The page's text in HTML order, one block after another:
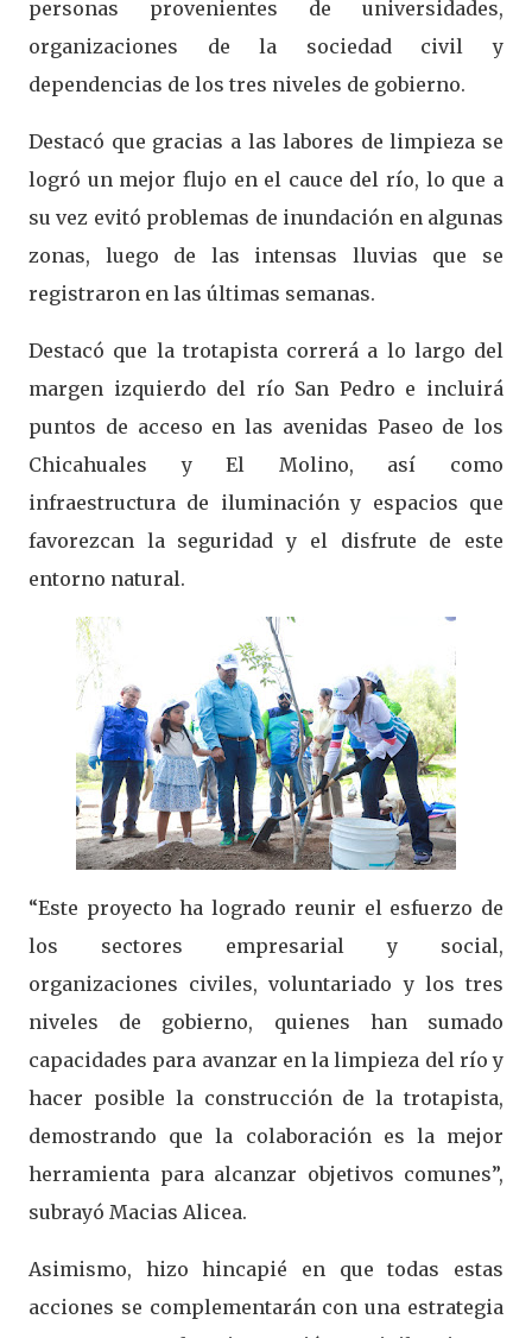
personas provenientes de universidades,
organizaciones de la sociedad civil y
dependencias de los tres niveles de gobierno.
Destacó que gracias a las labores de limpieza se
logró un mejor flujo en el cauce del río, lo que a
su vez evitó problemas de inundación en algunas
zonas, luego de las intensas lluvias que se
registraron en las últimas semanas.
Destacó que la trotapista correrá a lo largo del
margen izquierdo del río San Pedro e incluirá
puntos de acceso en las avenidas Paseo de los
Chicahuales y El Molino, así como
infraestructura de iluminación y espacios que
favorezcan la seguridad y el disfrute de este
entorno natural.
“Este proyecto ha logrado reunir el esfuerzo de
los sectores empresarial y social,
organizaciones civiles, voluntariado y los tres
niveles de gobierno, quienes han sumado
capacidades para avanzar en la limpieza del río y
hacer posible la construcción de la trotapista,
demostrando que la colaboración es la mejor
herramienta para alcanzar objetivos comunes”,
subrayó Macias Alicea.
Asimismo, hizo hincapié en que todas estas
acciones se complementarán con una estrategia